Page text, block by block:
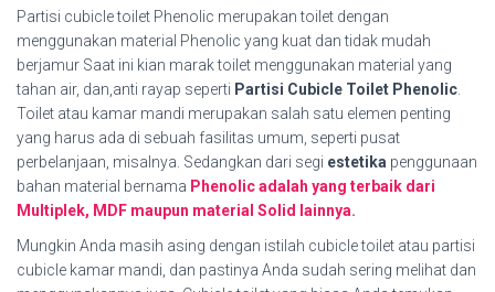
Partisi cubicle toilet Phenolic merupakan toilet dengan
menggunakan material Phenolic yang kuat dan tidak mudah
berjamur Saat ini kian marak toilet menggunakan material yang
tahan air, dan,anti rayap seperti Partisi Cubicle Toilet Phenolic
Toilet atau kamar mandi merupakan salah satu elemen penting
yang harus ada di sebuah fasilitas umum, seperti pusat
perbelanjaan, misalnya. Sedangkan dari segi estetika penggunaan
bahan material bernama Phenolic adalah yang terbaik dari
Multiplek, MDF maupun material Solid lainnya.
Mungkin Anda masih asing dengan istilah cubicle toilet atau partisi
cubicle kamar mandi, dan pastinya Anda sudah sering melihat dan